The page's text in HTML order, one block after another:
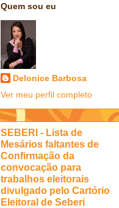
Quem sou eu
Delonice Barbosa
Ver meu perfil completo
SEBERI - Lista de
Mesários faltantes de
Confirmação da
convocação para
trabalhos eleitorais
divulgado pelo Cartório
Eleitoral de Seberi